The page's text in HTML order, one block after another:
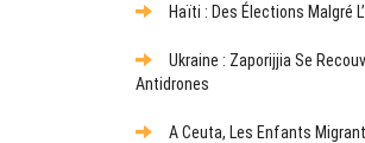
Haïti : Des Élections Malgré
Ukraine : Zaporijjia Se
Antidrones
A Ceuta, Les Enfants